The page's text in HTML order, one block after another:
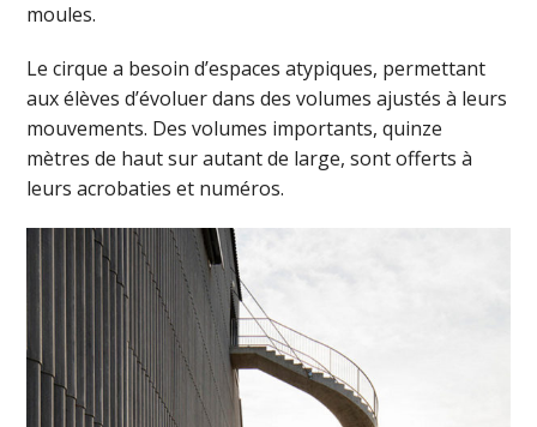
moules.
Le cirque a besoin d’espaces atypiques, permettant
aux élèves d’évoluer dans des volumes ajustés à leurs
mouvements. Des volumes importants, quinze
mètres de haut sur autant de large, sont offerts à
leurs acrobaties et numéros.